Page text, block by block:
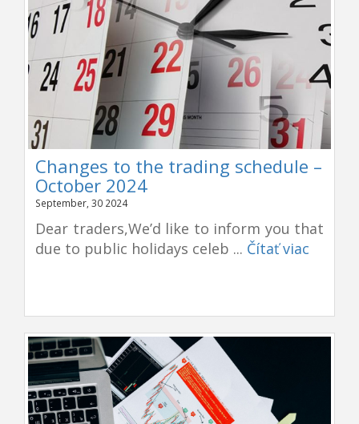
Changes to the trading schedule –
October 2024
September, 30 2024
Dear traders,We’d like to inform you that
due to public holidays celeb ... Čítať viac